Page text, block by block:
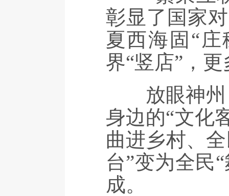
彰显了国家
夏西海固“
界“竖店”，
放眼神州，
身边的“文化
曲进乡村、
台”变为全民
成。